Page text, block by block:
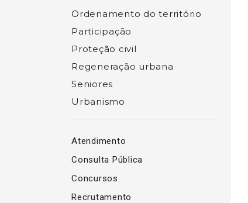
Ordenamento do território
Participação
Proteção civil
Regeneração urbana
Seniores
Urbanismo
Atendimento
Consulta Pública
Concursos
Recrutamento